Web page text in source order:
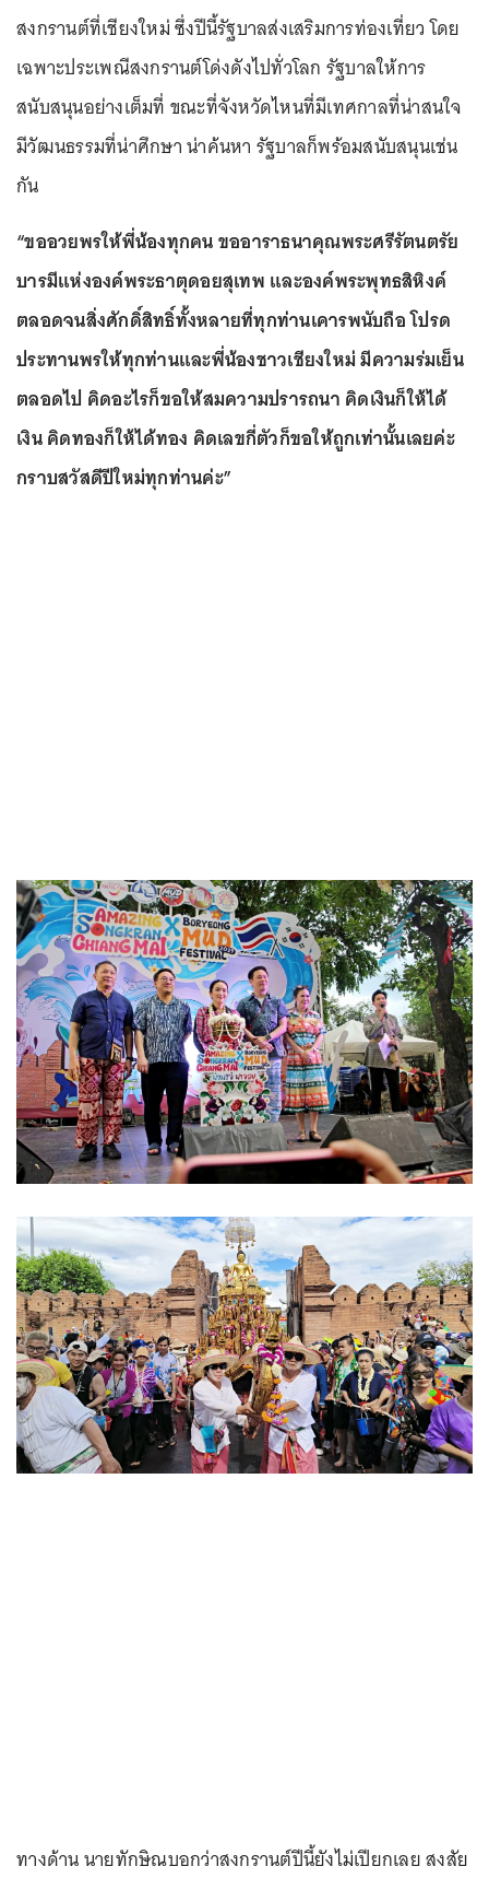
สงกรานต์ที่เชียงใหม่ ซึ่งปีนี้รัฐบาลส่งเสริมการท่องเที่ยว โดย
เฉพาะประเพณีสงกรานต์โด่งดังไปทั่วโลก รัฐบาลให้การ
สนับสนุนอย่างเต็มที่ ขณะที่จังหวัดไหนที่มีเทศกาลที่น่าสนใจ
มีวัฒนธรรมที่น่าศึกษา น่าค้นหา รัฐบาลก็พร้อมสนับสนุนเช่น
กัน
“ขออวยพรให้พี่น้องทุกคน ขออาราธนาคุณพระศรีรัตนตรัย
บารมีแห่งองค์พระธาตุดอยสุเทพ และองค์พระพุทธสิหิงค์
ตลอดจนสิ่งศักดิ์สิทธิ์ทั้งหลายที่ทุกท่านเคารพนับถือ โปรด
ประทานพรให้ทุกท่านและพี่น้องชาวเชียงใหม่ มีความร่มเย็น
ตลอดไป คิดอะไรก็ขอให้สมความปรารถนา คิดเงินก็ให้ได้
เงิน คิดทองก็ให้ได้ทอง คิดเลขกี่ตัวก็ขอให้ถูกเท่านั้นเลยค่ะ
กราบสวัสดีปีใหม่ทุกท่านค่ะ”
ทางด้าน นายทักษิณบอกว่าสงกรานต์ปีนี้ยังไม่เปียกเลย สงสัย